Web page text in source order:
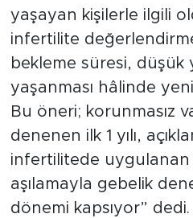
yaşayan kişilerle ilgili
infertilite
bekleme süresi, düşük
yaşanması hâlinde
Bu öneri; korunmasız
denenen ilk 1 yılı,
infertilitede uygulanan
aşılamayla gebelik
dönemi kapsıyor” dedi.